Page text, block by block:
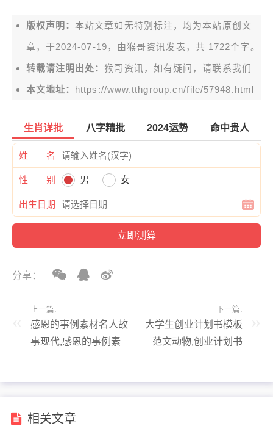
版权声明： 本站文章如无特别标注，均为本站原创文
章，于2024-07-19，由猴哥资讯 发表，共 1722个字。
转载请注明出处：猴哥资讯，如有疑问，请联系我们
本文地址： https://www.tthgroup.cn/file/57948.html
生肖详批 八字精批 2024运势 命中贵人
姓 名
性 别 男 女
出生日期
分享：
上一篇:
感恩的事例素材名人故
事现代,感恩的事例素
下一篇:
大学生创业计划书模板
范文动物,创业计划书
相关文章